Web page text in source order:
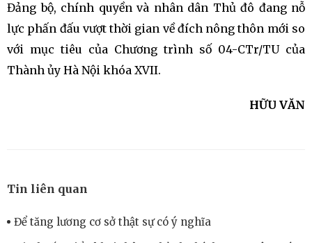
Đảng bộ, chính quyền và nhân dân Thủ đô đang nỗ
lực phấn đấu vượt thời gian về đích nông thôn mới so
với mục tiêu của Chương trình số 04-CTr/TU của
Thành ủy Hà Nội khóa XVII.
HỮU VĂN
Tin liên quan
Để tăng lương cơ sở thật sự có ý nghĩa